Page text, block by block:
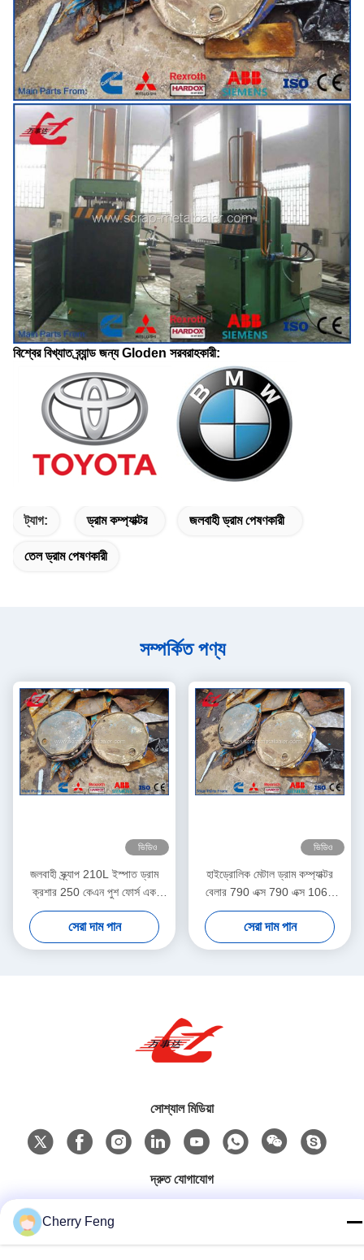
বিশ্বের বিখ্যাত ব্র্যান্ড জন্য Gloden সরবরাহকারী:
ট্যাগ: ড্রাম কম্প্যাক্টর জলবাহী ড্রাম পেষণকারী
তেল ড্রাম পেষণকারী
সম্পর্কিত পণ্য
ভিডিও
জলবাহী স্ক্র্যাপ 210L ইস্পাত ড্রাম
ক্রশার 250 কেএন পুশ ফোর্স এক
বছরের নিশ্চয়তা
সেরা দাম পান
ভিডিও
হাইড্রোলিক মেটাল ড্রাম কম্প্যাক্টর
বেলার 790 এক্স 790 এক্স 1060
mm কম্প্রেস বক্স সাইজ
সেরা দাম পান
সোশ্যাল মিডিয়া
দ্রুত যোগাযোগ
Cherry Feng